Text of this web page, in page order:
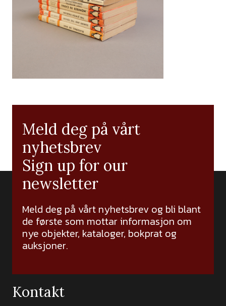
Meld deg på vårt
nyhetsbrev
Sign up for our
newsletter
Meld deg på vårt nyhetsbrev og bli blant
de første som mottar informasjon om
nye objekter, kataloger, bokprat og
auksjoner.
Kontakt